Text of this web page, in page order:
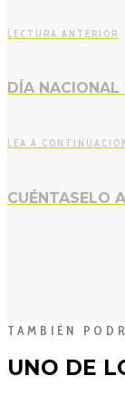
LECTURA ANTERIOR
DÍA NACIONAL
LEA A
CUÉNTASELO
TAMBIÉN
UNO DE